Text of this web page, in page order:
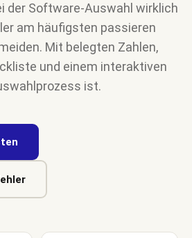
der Software-Auswahl wirklich
am häufigsten passieren
Mit belegten Zahlen,
und einem interaktiven
ist.